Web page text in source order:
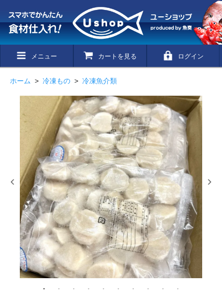
メニュー カートを見る ログイン
ホーム > 冷凍もの > 冷凍魚介類